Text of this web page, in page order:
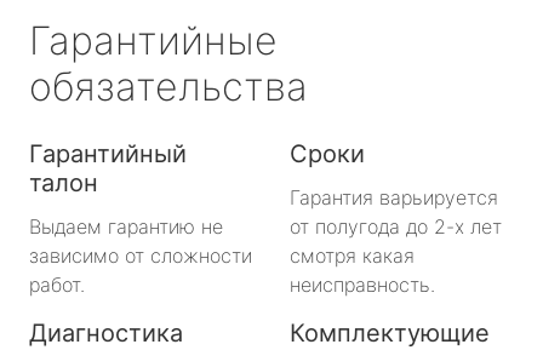
Гарантийные
обязательства
Гарантийный
талон
Выдаем гарантию не
зависимо от сложности
работ.
Сроки
Гарантия варьируется
от полугода до 2-х лет
смотря какая
неисправность.
Диагностика Комплектующие